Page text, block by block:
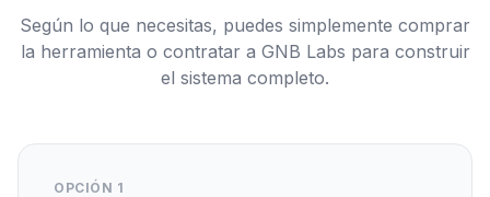
Según lo que necesitas, puedes simplemente comprar
la herramienta o contratar a GNB Labs para construir
el sistema completo.
OPCIÓN 1